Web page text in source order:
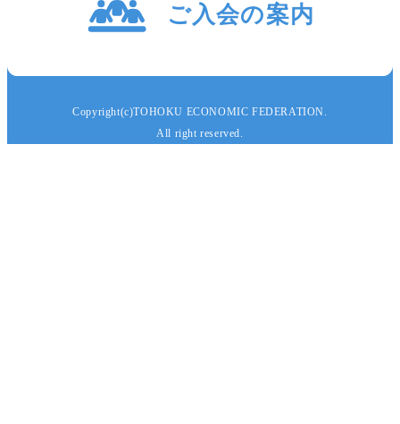
Copyright(c)TOHOKU ECONOMIC FEDERATION.
All right reserved.